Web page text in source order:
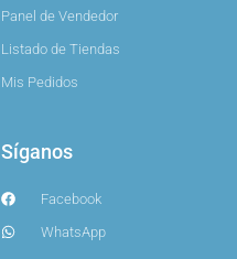
Panel de Vendedor
Listado de Tiendas
Mis Pedidos
Síganos
Facebook
WhatsApp